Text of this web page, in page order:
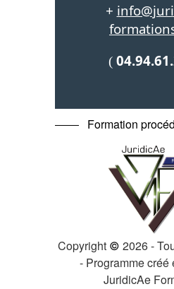
+
(
Formation
Copyright © 2026 -
- Programme créé
JuridicAe